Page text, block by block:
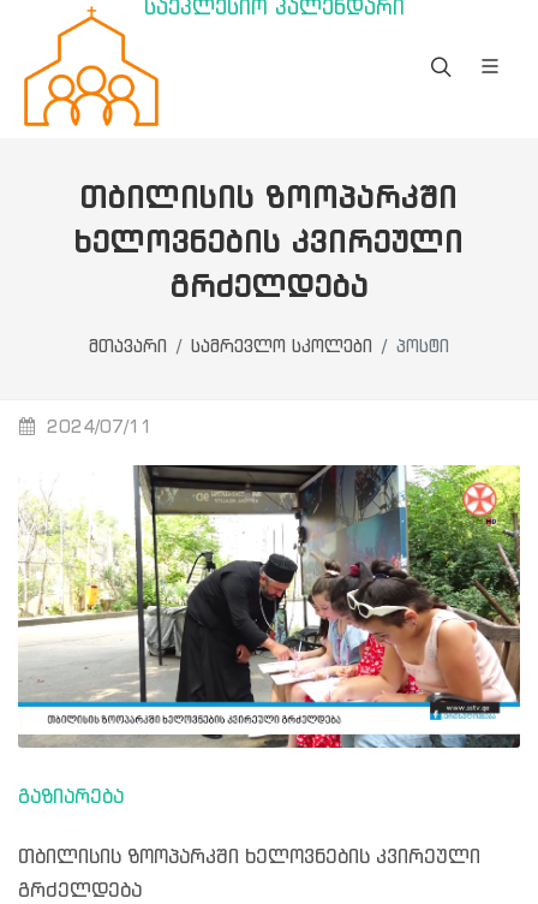
საეკლესიო კალენდარი
ᲗᲑᲘᲚᲘᲡᲘᲡ ᲖᲝᲝᲞᲐᲠᲙᲨᲘ
ᲮᲔᲚᲝᲕᲜᲔᲑᲘᲡ ᲙᲕᲘᲠᲔᲣᲚᲘ
ᲒᲠᲫᲔᲚᲓᲔᲑᲐ
მთავარი სამრევლო სკოლები პოსტი
2024/07/11
გაზიარება
თბილისის ზოოპარკში ხელოვნების კვირეული
გრძელდება